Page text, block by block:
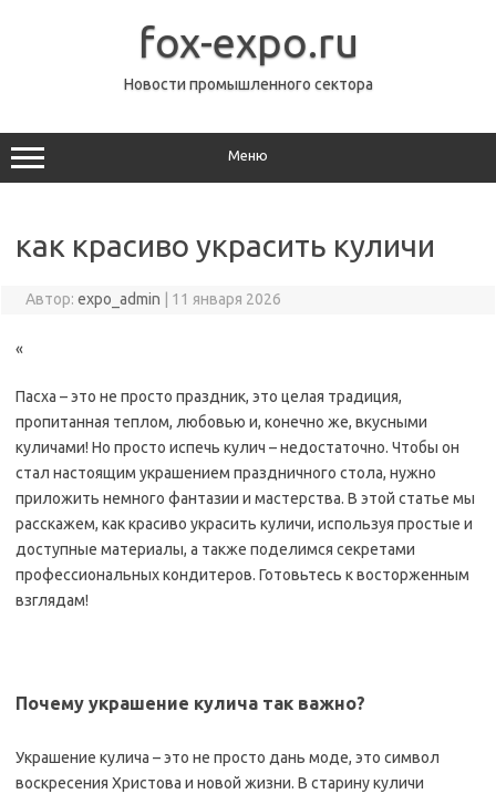
fox-expo.ru
Новости промышленного сектора
Меню
как красиво украсить куличи
Автор: expo_admin 11 января 2026
«
Пасха – это не просто праздник, это целая традиция,
пропитанная теплом, любовью и, конечно же, вкусными
куличами! Но просто испечь кулич – недостаточно. Чтобы он
стал настоящим украшением праздничного стола, нужно
приложить немного фантазии и мастерства. В этой статье мы
расскажем, как красиво украсить куличи, используя простые и
доступные материалы, а также поделимся секретами
профессиональных кондитеров. Готовьтесь к восторженным
взглядам!
Почему украшение кулича так важно?
Украшение кулича – это не просто дань моде, это символ
воскресения Христова и новой жизни. В старину куличи